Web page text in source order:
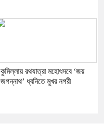
কুমিল্লায় রথযাত্রা মহোৎসবে ‘জয়
জগন্নাথ’ ধ্বনিতে মুখর নগরী